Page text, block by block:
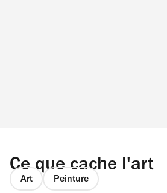
Ce que cache l'art
Art Peinture